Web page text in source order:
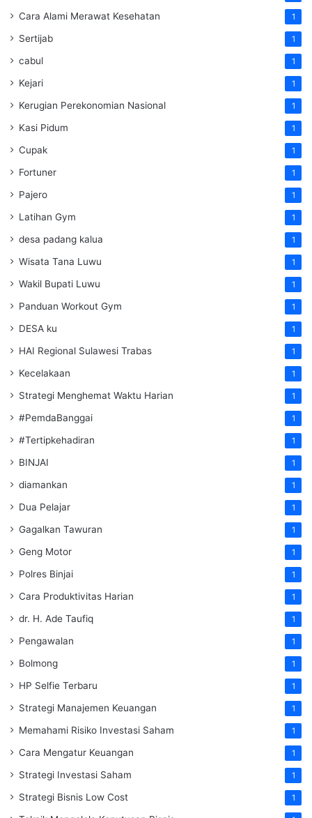
Cara Alami Merawat Kesehatan 1
Sertijab 1
cabul 1
Kejari 1
Kerugian Perekonomian Nasional 1
Kasi Pidum 1
Cupak 1
Fortuner 1
Pajero 1
Latihan Gym 1
desa padang kalua 1
Wisata Tana Luwu 1
Wakil Bupati Luwu 1
Panduan Workout Gym 1
DESA ku 1
HAI Regional Sulawesi Trabas 1
Kecelakaan 1
Strategi Menghemat Waktu Harian 1
#PemdaBanggai 1
#Tertipkehadiran 1
BINJAI 1
diamankan 1
Dua Pelajar 1
Gagalkan Tawuran 1
Geng Motor 1
Polres Binjai 1
Cara Produktivitas Harian 1
dr. H. Ade Taufiq 1
Pengawalan 1
Bolmong 1
HP Selfie Terbaru 1
Strategi Manajemen Keuangan 1
Memahami Risiko Investasi Saham 1
Cara Mengatur Keuangan 1
Strategi Investasi Saham 1
Strategi Bisnis Low Cost 1